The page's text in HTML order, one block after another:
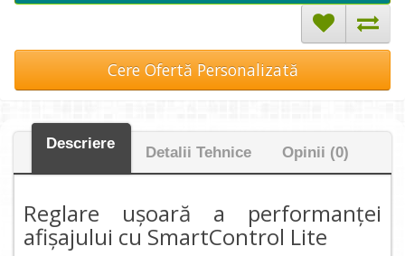
Cere Ofertă Personalizată
Descriere
Detalii Tehnice Opinii (0)
Reglare uşoară a performanţei
afişajului cu SmartControl Lite